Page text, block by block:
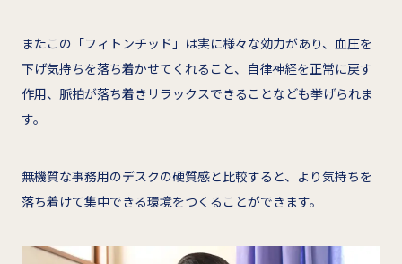
またこの「フィトンチッド」は実に様々な効力があり、血圧を
下げ気持ちを落ち着かせてくれること、自律神経を正常に戻す
作用、脈拍が落ち着きリラックスできることなども挙げられま
す。
無機質な事務用のデスクの硬質感と比較すると、より気持ちを
落ち着けて集中できる環境をつくることができます。